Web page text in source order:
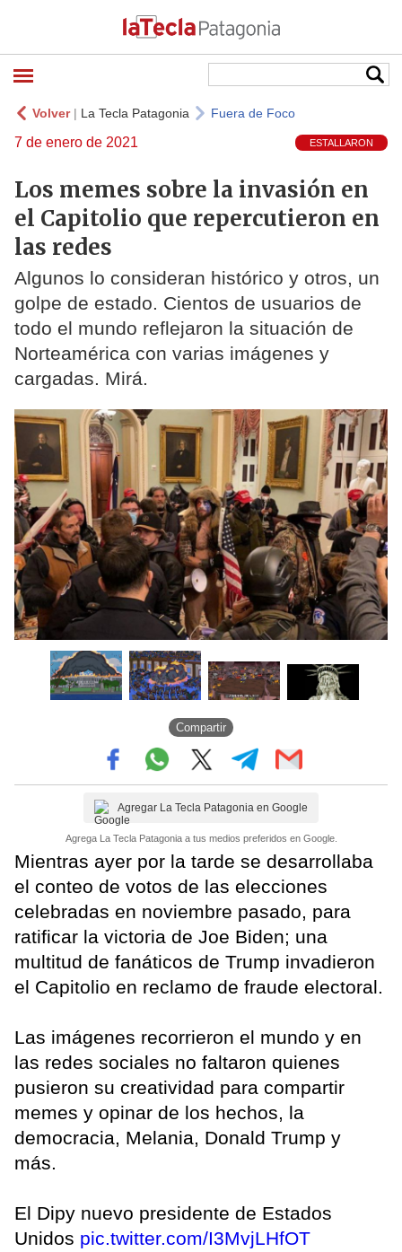
Volver| La Tecla Patagonia Fuera de Foco
7 de enero de 2021 ESTALLARON
Los memes sobre la invasión en
el Capitolio que repercutieron en
las redes
Algunos lo consideran histórico y otros, un
golpe de estado. Cientos de usuarios de
todo el mundo reflejaron la situación de
Norteamérica con varias imágenes y
cargadas. Mirá.
Compartir
Agregar La Tecla Patagonia en Google
Agrega La Tecla Patagonia a tus medios preferidos en Google.
Mientras ayer por la tarde se desarrollaba
el conteo de votos de las elecciones
celebradas en noviembre pasado, para
ratificar la victoria de Joe Biden; una
multitud de fanáticos de Trump invadieron
el Capitolio en reclamo de fraude electoral.
Las imágenes recorrieron el mundo y en
las redes sociales no faltaron quienes
pusieron su creatividad para compartir
memes y opinar de los hechos, la
democracia, Melania, Donald Trump y
más.
El Dipy nuevo presidente de Estados
Unidos pic.twitter.com/I3MvjLHfOT